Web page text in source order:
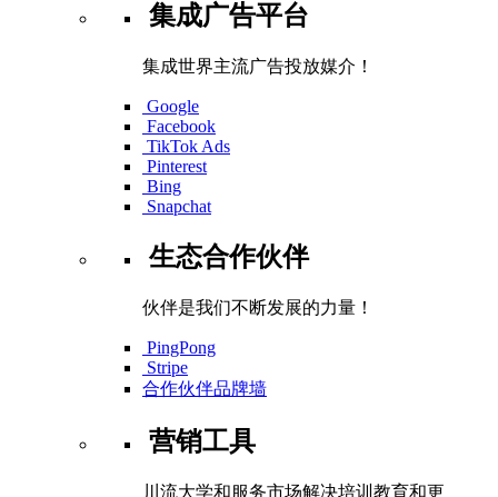
集成广告平台
集成世界主流广告投放媒介！
Google
Facebook
TikTok Ads
Pinterest
Bing
Snapchat
生态合作伙伴
伙伴是我们不断发展的力量！
PingPong
Stripe
合作伙伴品牌墙
营销工具
川流大学和服务市场解决培训教育和更